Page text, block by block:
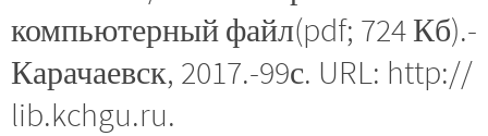
компьютерный файл(pdf; 724 Кб).-
Карачаевск, 2017.-99с. URL: http://
lib.kchgu.ru.